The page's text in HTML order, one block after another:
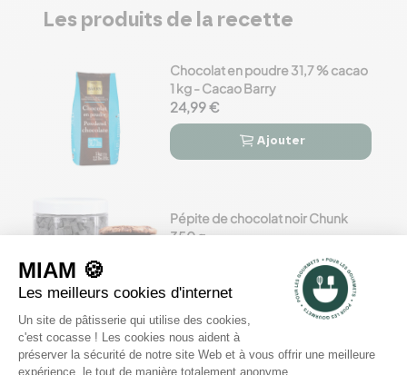
Les produits de la recette
Chocolat en poudre 31,7 % cacao
1 kg - Cacao Barry
24,99 €
 
Ajouter
Pépite de chocolat noir Chunk
350 g
Ajouter
Noisette blanchie 1 kg